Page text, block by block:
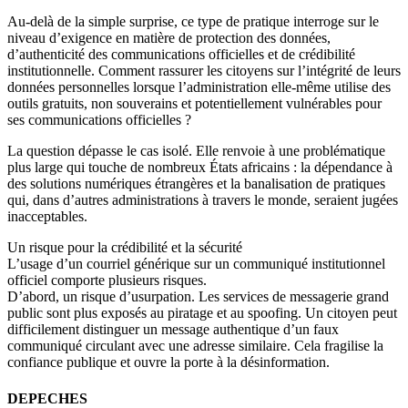
Au-delà de la simple surprise, ce type de pratique interroge sur le
niveau d’exigence en matière de protection des données,
d’authenticité des communications officielles et de crédibilité
institutionnelle. Comment rassurer les citoyens sur l’intégrité de leurs
données personnelles lorsque l’administration elle-même utilise des
outils gratuits, non souverains et potentiellement vulnérables pour
ses communications officielles ?
La question dépasse le cas isolé. Elle renvoie à une problématique
plus large qui touche de nombreux États africains : la dépendance à
des solutions numériques étrangères et la banalisation de pratiques
qui, dans d’autres administrations à travers le monde, seraient jugées
inacceptables.
Un risque pour la crédibilité et la sécurité
L’usage d’un courriel générique sur un communiqué institutionnel
officiel comporte plusieurs risques.
D’abord, un risque d’usurpation. Les services de messagerie grand
public sont plus exposés au piratage et au spoofing. Un citoyen peut
difficilement distinguer un message authentique d’un faux
communiqué circulant avec une adresse similaire. Cela fragilise la
confiance publique et ouvre la porte à la désinformation.
DEPECHES